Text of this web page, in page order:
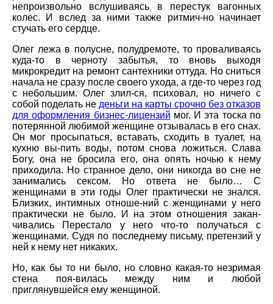
непроизвольно вслушиваясь в перестук вагонных
колес. И вслед за ними также ритмич-но начинает
стучать его сердце.
Олег лежа в полусне, полудремоте, то проваливаясь
куда-то в черноту забытья, то вновь выходя
микрокредит на ремонт сантехники оттуда. Но сниться
начала не сразу после своего ухода, а где-то через год
с небольшим. Олег злил-ся, психовал, но ничего с
собой поделать не деньги на карты срочно без отказов
для оформления бизнес-лицензий мог. И эта тоска по
потерянной любимой женщине отзывалась в его снах.
Он мог просыпаться, вставать, сходить в туалет, на
кухню вы-пить воды, потом снова ложиться. Слава
Богу, она не бросила его, она опять ночью к нему
приходила. Но странное дело, они никогда во сне не
занимались сексом. Но ответа не было… С
женщинами в эти годы Олег практически не знался.
Близких, интимных отноше-ний с женщинами у него
практически не было. И на этом отношения закан-
чивались Перестало у него что-то получаться с
женщинами. Судя по последнему письму, претензий у
ней к нему нет никаких.
Но, как бы то ни было, но словно какая-то незримая
стена поя-вилась между ним и любой
приглянувшейся ему женщиной.